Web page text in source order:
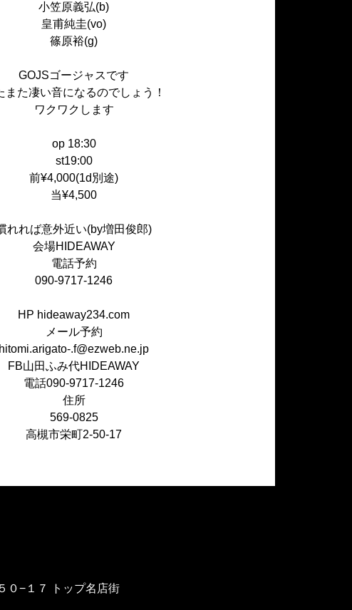
小笠原義弘(b)
皇甫純圭(vo)
篠原裕(g)
GOJSゴージャスです
また凄い音になるのでしょう！
ワクワクします
op 18:30
st19:00
前¥4,000(1d別途)
当¥4,500
れれば意外近い(by増田俊郎)
会場HIDEAWAY
電話予約
090-9717-1246
HP hideaway234.com
メール予約
hitomi.arigato-.f@ezweb.ne.jp
FB山田ふみ代HIDEAWAY
電話090-9717-1246
住所
569-0825
０−１７ トップ名店街